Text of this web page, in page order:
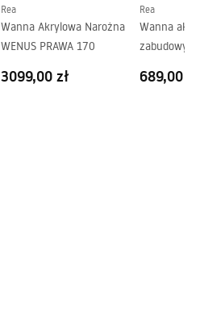
Rea
Wanna Akrylowa Narożna
WENUS PRAWA 170
3099,00 zł
Rea
Wanna
zabudowy
689,00 zł